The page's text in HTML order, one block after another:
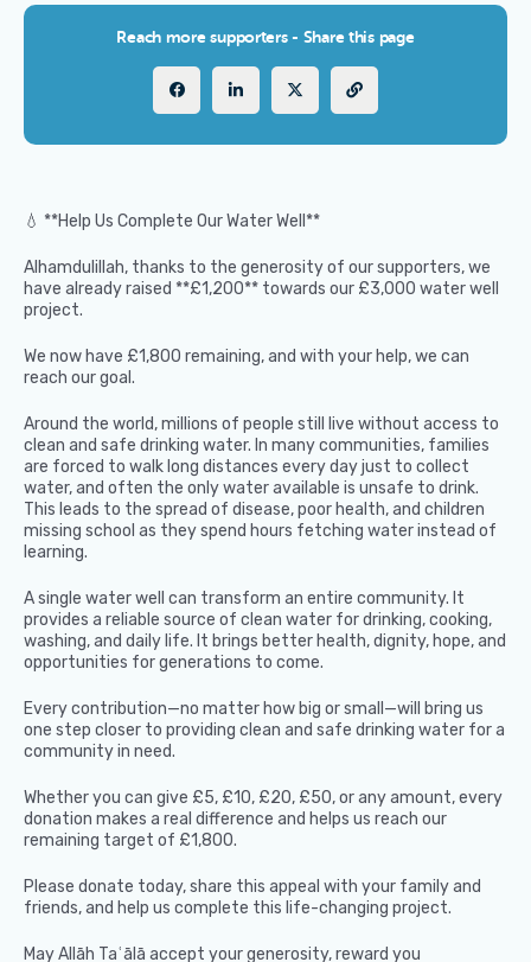
Reach more supporters - Share this page
💧 **Help Us Complete Our Water Well**
Alhamdulillah, thanks to the generosity of our supporters, we
have already raised **£1,200** towards our £3,000 water well
project.
We now have £1,800 remaining, and with your help, we can
reach our goal.
Around the world, millions of people still live without access to
clean and safe drinking water. In many communities, families
are forced to walk long distances every day just to collect
water, and often the only water available is unsafe to drink.
This leads to the spread of disease, poor health, and children
missing school as they spend hours fetching water instead of
learning.
A single water well can transform an entire community. It
provides a reliable source of clean water for drinking, cooking,
washing, and daily life. It brings better health, dignity, hope, and
opportunities for generations to come.
Every contribution—no matter how big or small—will bring us
one step closer to providing clean and safe drinking water for a
community in need.
Whether you can give £5, £10, £20, £50, or any amount, every
donation makes a real difference and helps us reach our
remaining target of £1,800.
Please donate today, share this appeal with your family and
friends, and help us complete this life-changing project.
May Allāh Taʿālā accept your generosity, reward you